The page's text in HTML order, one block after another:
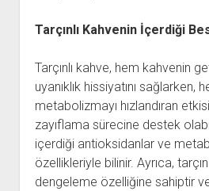
Tarçınlı Kahvenin İçerdiği
Tarçınlı kahve, hem kahvenin
uyanıklık hissiyatını sağlarken,
metabolizmayı hızlandıran
zayıflama sürecine destek
içerdiği antioksidanlar ve
özellikleriyle bilinir. Ayrıca,
dengeleme özelliğine sahiptir